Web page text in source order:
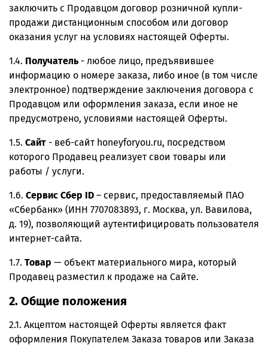
заключить с Продавцом договор розничной купли-
продажи дистанционным способом или договор
оказания услуг на условиях настоящей Оферты.
1.4. Получатель - любое лицо, предъявившее
информацию о номере заказа, либо иное (в том числе
электронное) подтверждение заключения договора с
Продавцом или оформления заказа, если иное не
предусмотрено, условиями настоящей Оферты.
1.5. Сайт - веб-сайт honeyforyou.ru, посредством
которого Продавец реализует свои товары или
работы / услуги.
1.6. Сервис Сбер ID – сервис, предоставляемый ПАО
«Сбербанк» (ИНН 7707083893, г. Москва, ул. Вавилова,
д. 19), позволяющий аутентифицировать пользователя
интернет-сайта.
1.7. Товар — объект материального мира, который
Продавец разместил к продаже на Сайте.
2. Общие положения
2.1. Акцептом настоящей Оферты является факт
оформления Покупателем Заказа товаров или Заказа